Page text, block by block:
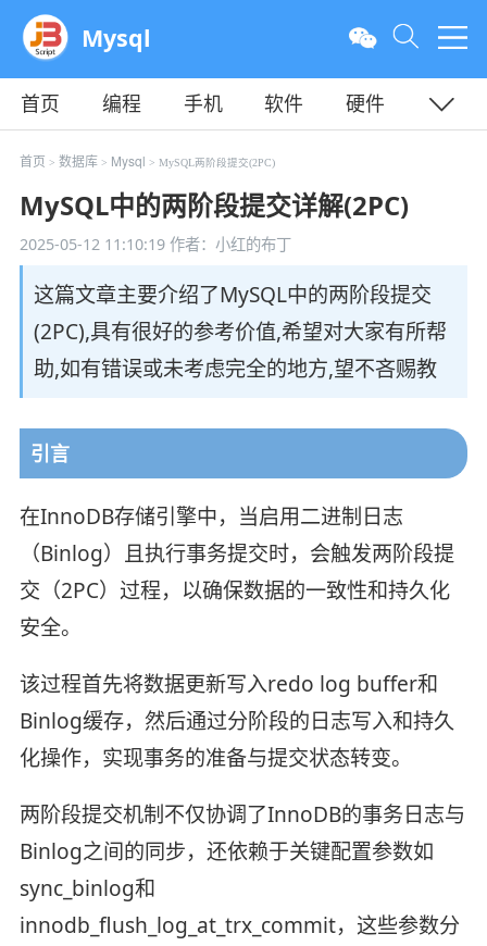
Mysql
首页 编程 手机 软件
硬件
教程
平面 服务器
首页 > 数据库> Mysql > MySQL两阶段提交(2PC)
MySQL中的两阶段提交详解(2PC)
2025-05-12 11:10:19作者：小红的布丁
这篇文章主要介绍了MySQL中的两阶段提交
(2PC),具有很好的参考价值,希望对大家有所帮
助,如有错误或未考虑完全的地方,望不吝赐教
引言
在InnoDB存储引擎中，当启用二进制日志
（Binlog）且执行事务提交时，会触发两阶段提
交（2PC）过程，以确保数据的一致性和持久化
安全。
该过程首先将数据更新写入redo log buffer和
Binlog缓存，然后通过分阶段的日志写入和持久
化操作，实现事务的准备与提交状态转变。
两阶段提交机制不仅协调了InnoDB的事务日志与
Binlog之间的同步，还依赖于关键配置参数如
sync_binlog和
innodb_flush_log_at_trx_commit，这些参数分